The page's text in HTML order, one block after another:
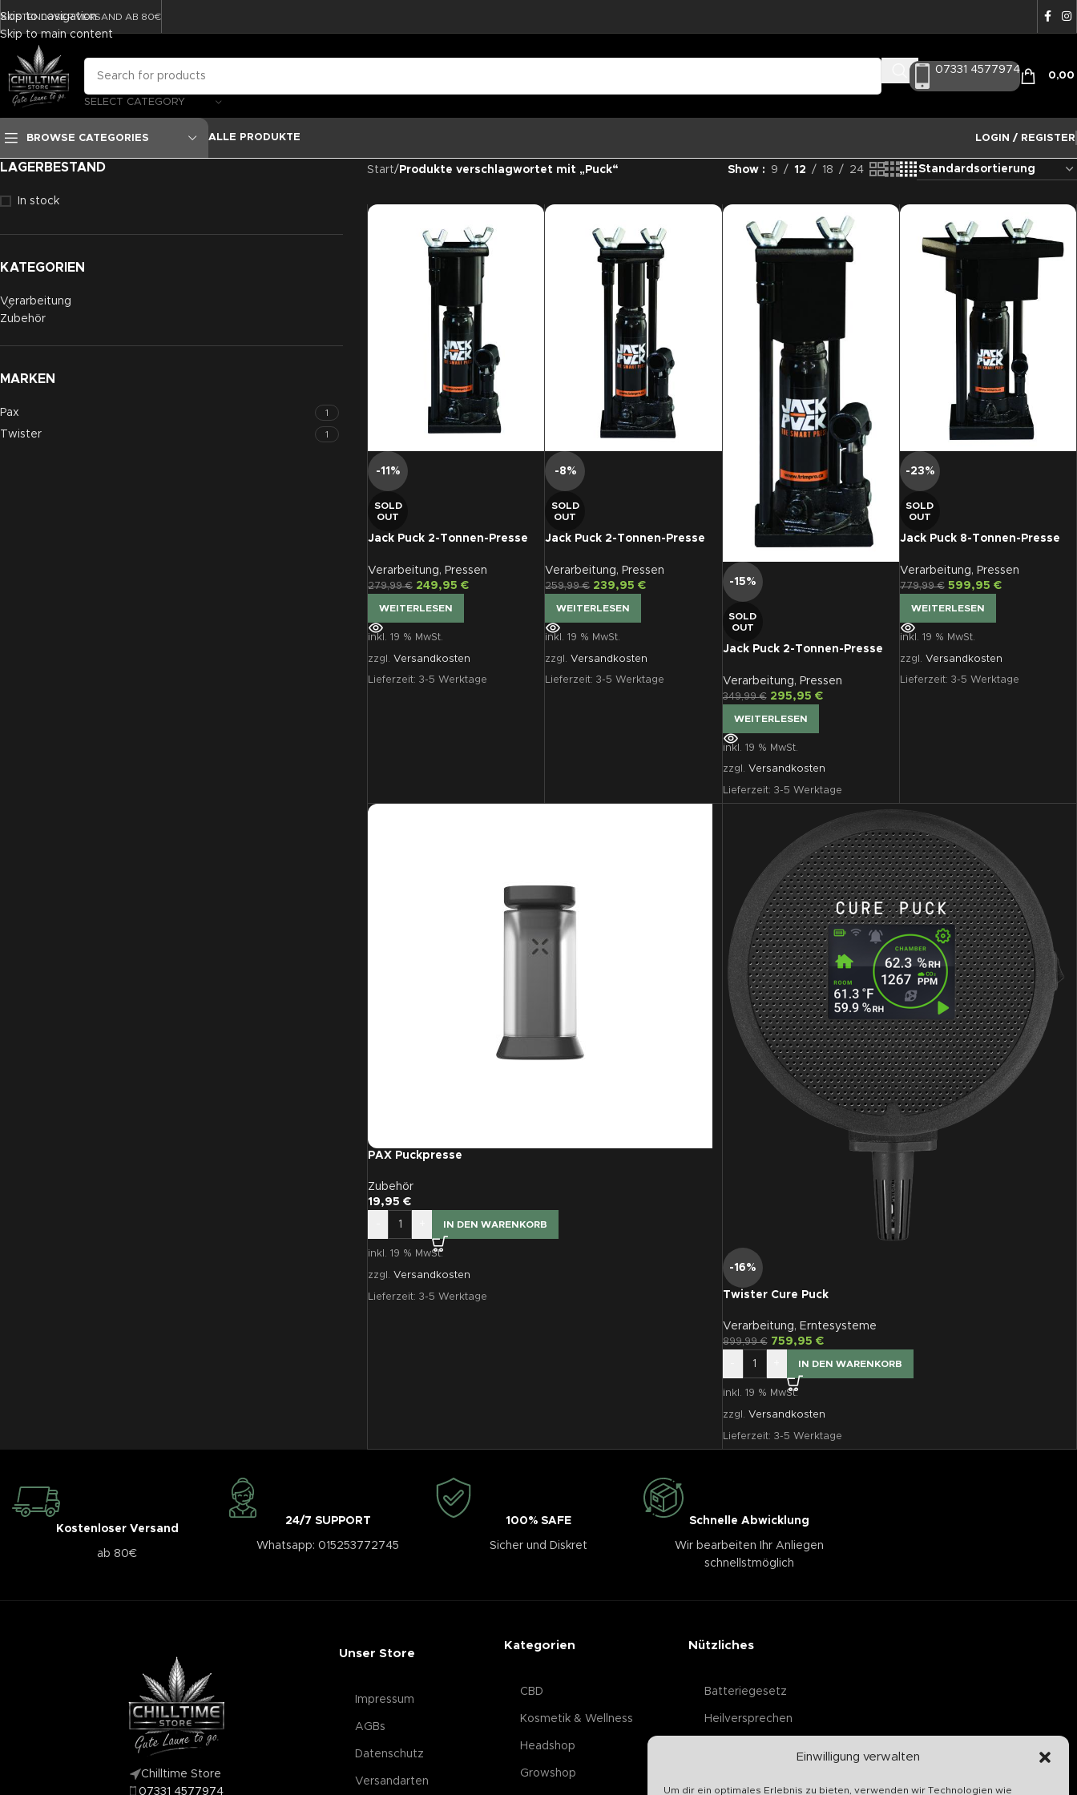
Einwilligung verwalten
Um dir ein optimales Erlebnis zu bieten, verwenden wir Technologien wie
Skip to navigation
Skip to main content
KOSTENLOSER VERSAND AB 80€
SELECT CATEGORY
07331 4577974
0,00
BROWSE CATEGORIES ALLE PRODUKTE LOGIN / REGISTER
LAGERBESTAND
In stock
KATEGORIEN
Verarbeitung
Zubehör
MARKEN
Pax 1
Twister 1
Start/ Produkte verschlagwortet mit „Puck“ Show 9 12 18 24
-11%
SOLD
OUT
Jack Puck 2-Tonnen-Presse
Verarbeitung, Pressen
279,99€ 249,95 €
WEITERLESEN
inkl. 19 % MwSt.
zzgl. Versandkosten
Lieferzeit: 3-5 Werktage
-8%
SOLD
OUT
Jack Puck 2-Tonnen-Presse
Verarbeitung, Pressen
259,99€ 239,95€
WEITERLESEN
inkl. 19 % MwSt.
zzgl.Versandkosten
Lieferzeit:3-5 Werktage
-15%
SOLD
OUT
Jack Puck 2-Tonnen-Presse
Verarbeitung, Pressen
349,99€ 295,95 €
WEITERLESEN
inkl. 19 % MwSt.
zzgl. Versandkosten
Lieferzeit: 3-5 Werktage
-23%
SOLD
OUT
Jack Puck 8-Tonnen-Presse
Verarbeitung, Pressen
779,99€ 599,95 €
WEITERLESEN
inkl. 19 % MwSt.
zzgl. Versandkosten
Lieferzeit: 3-5 Werktage
PAX Puckpresse
Zubehör
19,95 €
IN DEN WARENKORB
inkl. 19 % MwSt.
zzgl. Versandkosten
Lieferzeit: 3-5 Werktage
-16%
Twister Cure Puck
Verarbeitung, Erntesysteme
899,99€ 759,95 €
IN DEN WARENKORB
inkl. 19 % MwSt.
zzgl. Versandkosten
Lieferzeit: 3-5 Werktage
Kostenloser Versand
ab 80€
24/7 SUPPORT
Whatsapp: 015253772745
100% SAFE
Sicher und Diskret
Schnelle Abwicklung
Wir bearbeiten Ihr Anliegen
schnellstmöglich
Chilltime Store
07331 4577974
Unser Store
Impressum
AGBs
Datenschutz
Versandarten
Kategorien
CBD
Kosmetik & Wellness
Headshop
Growshop
Nützliches
Batteriegesetz
Heilversprechen